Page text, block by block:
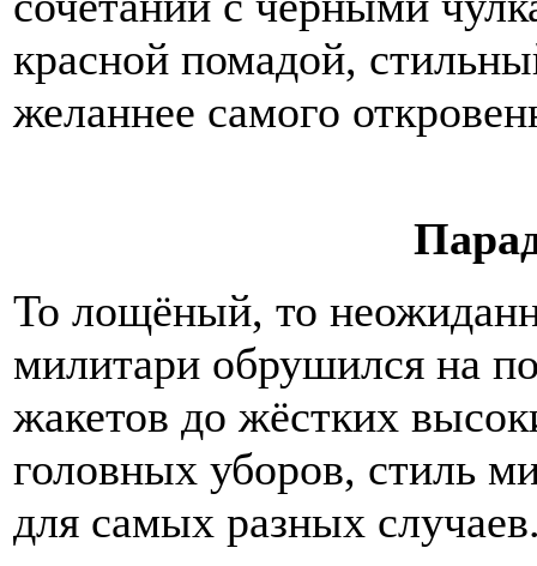
красной помадой,
желаннее самого
То лощёный, то
милитари обрушился на
жакетов до жёстких
головных уборов, стиль
для самых разных